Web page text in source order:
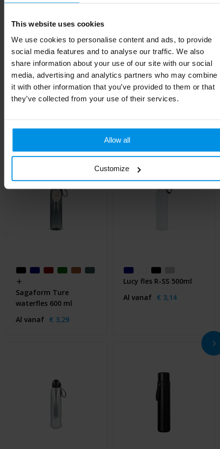
This website uses cookies
We use cookies to personalise content and ads, to provide
social media features and to analyse our traffic. We also
share information about your use of our site with our social
media, advertising and analytics partners who may combine
it with other information that you’ve provided to them or that
they’ve collected from your use of their services.
Allow all
Customize
Materiaal Glass, PP
Diameter
Kleur Transparant
Hoogte 22.5 cm
Gerelateerde producten
Sagaform Ture
waterfles 600 ml
Al vanaf € 3,29
Lucy fles R-SS 500ml
Al vanaf € 3,14